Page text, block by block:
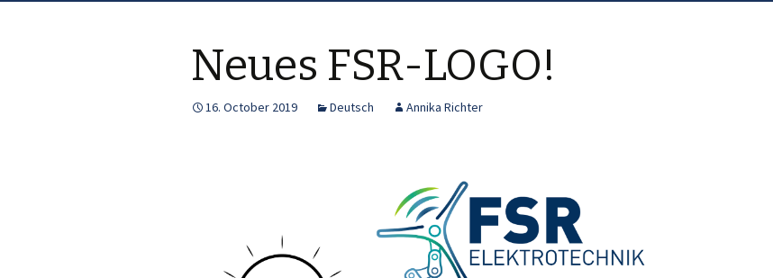
Neues FSR-LOGO!
16. October 2019 Deutsch Annika Richter